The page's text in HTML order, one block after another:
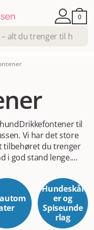
0
Drikkefontener til
Vi har det store
tilbehøret du trenger
i god stand lenge.
løpet av dagen, og
vann. Stillestående
ikke fristende i det
må den passe på,
i seg. Med en
Hundeskål
er og
Spiseunde
rlag